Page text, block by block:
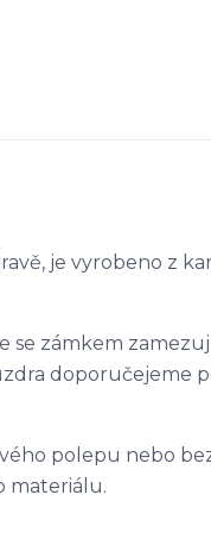
je vyrobeno z
se zámkem
doporučejeme
polepu nebo
materiálu.